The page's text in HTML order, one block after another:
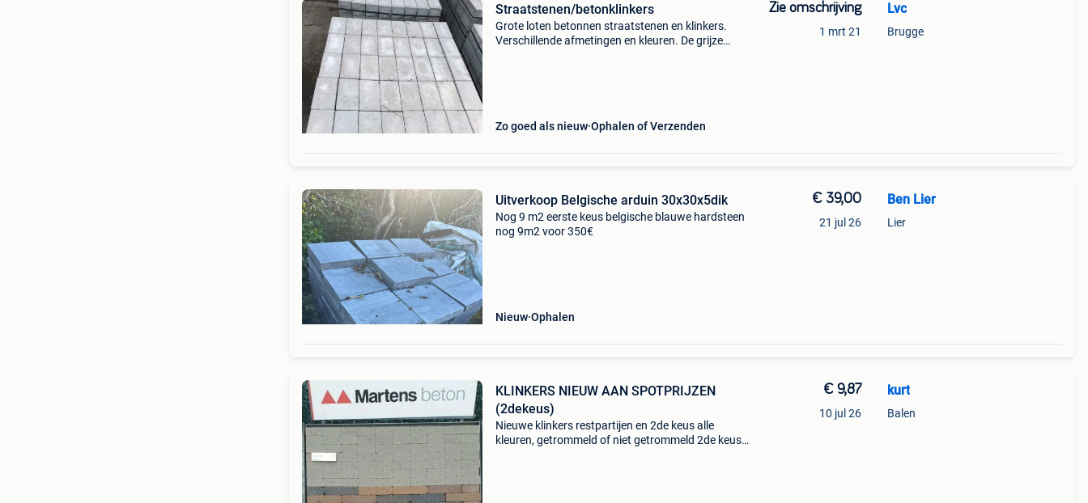
Straatstenen/betonklinkers
Grote loten betonnen straatstenen en klinkers.
Verschillende afmetingen en kleuren. De grijze
Zo goed als nieuw Ophalen of Verzenden
Zie omschrijving
1 mrt 21
Lvc
Brugge
Uitverkoop Belgische arduin 30x30x5dik
Nog 9 m2 eerste keus belgische blauwe hardsteen
nog 9m2 voor 350€
Nieuw Ophalen
€ 39,00
21 jul 26
Ben Lier
Lier
KLINKERS NIEUW AAN SPOTPRIJZEN
(2dekeus)
Nieuwe klinkers restpartijen en 2de keus alle
kleuren, getrommeld of niet getrommeld 2de keus
€ 9,87
10 jul 26
kurt
Balen